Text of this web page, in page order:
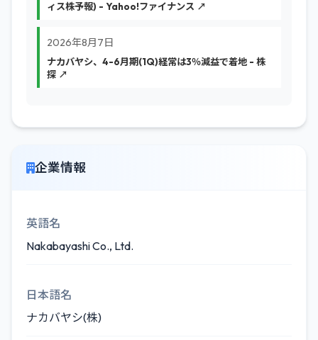
ィス株予報) - Yahoo!ファイナンス ↗
2026年8月7日
ナカバヤシ、4-6月期(1Q)経常は3％減益で着地 - 株
探 ↗
企業情報
英語名
Nakabayashi Co., Ltd.
日本語名
ナカバヤシ(株)